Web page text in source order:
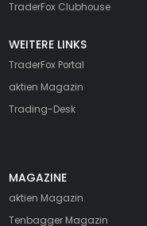
TraderFox Clubhouse
WEITERE LINKS
TraderFox Portal
aktien Magazin
Trading-Desk
MAGAZINE
aktien Magazin
Tenbagger Magazin